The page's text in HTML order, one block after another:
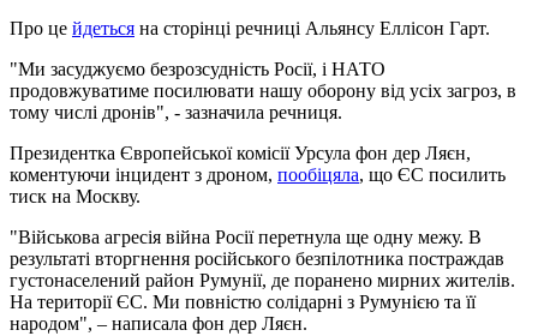
Про це йдеться на сторінці речниці Альянсу Еллісон Гарт.
"Ми засуджуємо безрозсудність Росії, і НАТО
продовжуватиме посилювати нашу оборону від усіх загроз, в
тому числі дронів", - зазначила речниця.
Президентка Європейської комісії Урсула фон дер Ляєн,
коментуючи інцидент з дроном, пообіцяла, що ЄС посилить
тиск на Москву.
"Військова агресія війна Росії перетнула ще одну межу. В
результаті вторгнення російського безпілотника постраждав
густонаселений район Румунії, де поранено мирних жителів.
На території ЄС. Ми повністю солідарні з Румунією та її
народом", – написала фон дер Ляєн.